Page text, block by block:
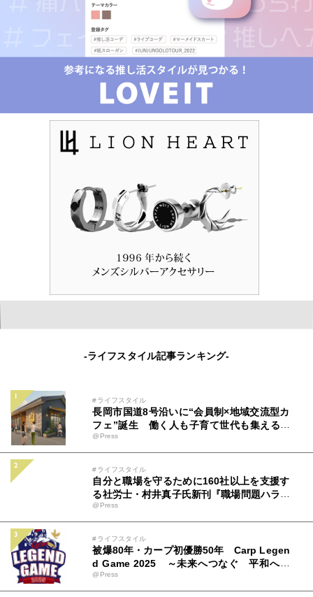
-ライフスタイル記事ランキング-
#ライフスタイル
長岡市国道8号沿いに“会員制×地域交流型カ
フェ”誕生 働く人も子育て世代も集える新
拠点「ミツバチコーヒー」
@Press
#ライフスタイル
自分と職場を守るために160社以上を支援す
る社労士・村井真子氏新刊『職場問題ハラス
メントのトリセツ』（アルク）9月22日発売
@Press
#ライフスタイル
被爆80年・カープ初優勝50年 Carp Legen
d Game 2025 ～未来へつなぐ 平和への
思い カープとともに～ 広島テレビ＆中国
新聞社 特別事業 チケット＆ユニフォーム
@Press